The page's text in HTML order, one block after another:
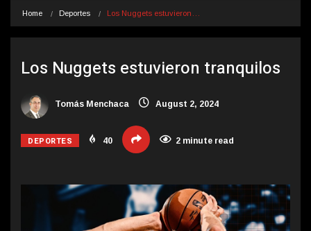
Home Deportes Los Nuggets estuvieron…
Los Nuggets estuvieron tranquilos
Tomás Menchaca August 2, 2024
DEPORTES 40 2 minute read